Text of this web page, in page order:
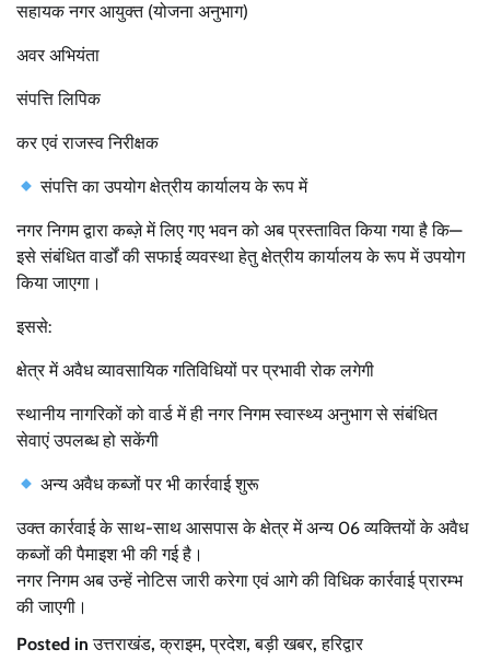
सहायक नगर आयुक्त (योजना अनुभाग)
अवर अभियंता
संपत्ति लिपिक
कर एवं राजस्व निरीक्षक
संपत्ति का उपयोग क्षेत्रीय कार्यालय के रूप में
नगर निगम द्वारा कब्ज़े में लिए गए भवन को अब प्रस्तावित किया गया है कि—
इसे संबंधित वार्डों की सफाई व्यवस्था हेतु क्षेत्रीय कार्यालय के रूप में उपयोग
किया जाएगा।
इससे:
क्षेत्र में अवैध व्यावसायिक गतिविधियों पर प्रभावी रोक लगेगी
स्थानीय नागरिकों को वार्ड में ही नगर निगम स्वास्थ्य अनुभाग से संबंधित
सेवाएं उपलब्ध हो सकेंगी
अन्य अवैध कब्जों पर भी कार्रवाई शुरू
उक्त कार्रवाई के साथ-साथ आसपास के क्षेत्र में अन्य 06 व्यक्तियों के अवैध
कब्जों की पैमाइश भी की गई है।
नगर निगम अब उन्हें नोटिस जारी करेगा एवं आगे की विधिक कार्रवाई प्रारम्भ
की जाएगी।
Posted inउत्तराखंड,क्राइम,प्रदेश,बड़ी खबर,हरिद्वार